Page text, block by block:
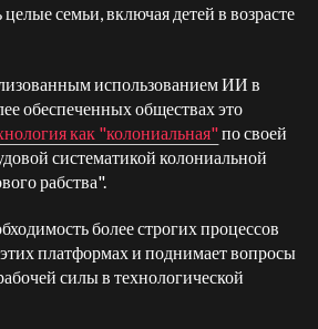
семьи, включая детей в возрасте
использованием ИИ в
обеспеченных обществах это
как "колониальная"по своей
систематикой колониальной
рабства".
более строгих процессов
платформах и поднимает вопросы
силы в технологической